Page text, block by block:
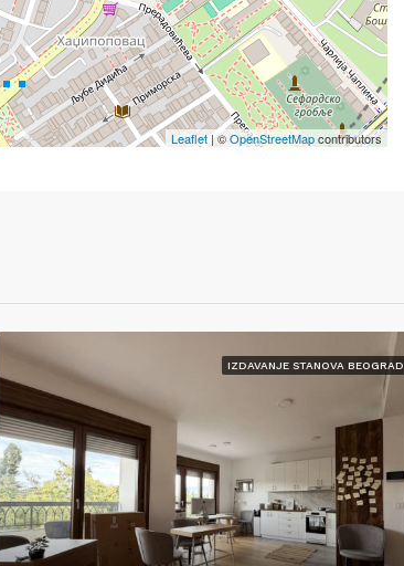
Leaflet| ©OpenStreetMapcontributors
IZDAVANJE STANOVA BEOGRAD